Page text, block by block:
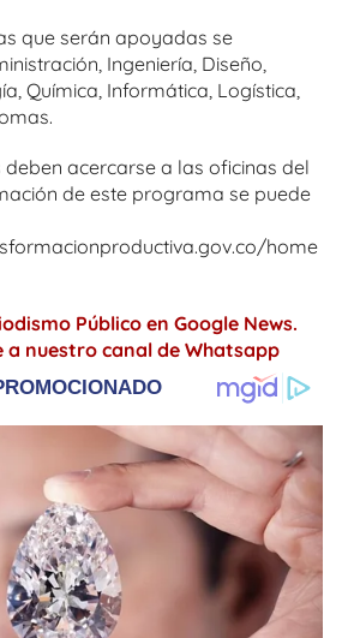
que serán apoyadas se
Ingeniería, Diseño,
Química, Informática, Logística,
acercarse a las oficinas del
de este programa se puede
home
Público en Google News.
a nuestro canal de Whatsapp